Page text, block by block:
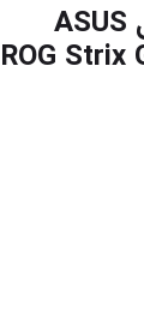
لپ تاپ 16 اینچی ایسوس مدل ASUS
ROG Strix